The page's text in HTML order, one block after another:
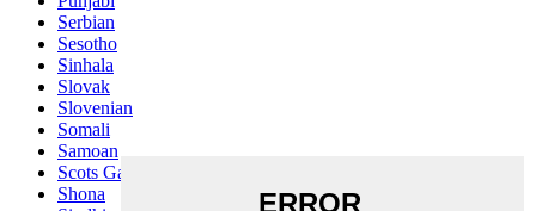
Serbian
Sesotho
Sinhala
Slovak
Slovenian
Somali
Samoan
Scots Gaelic
Shona